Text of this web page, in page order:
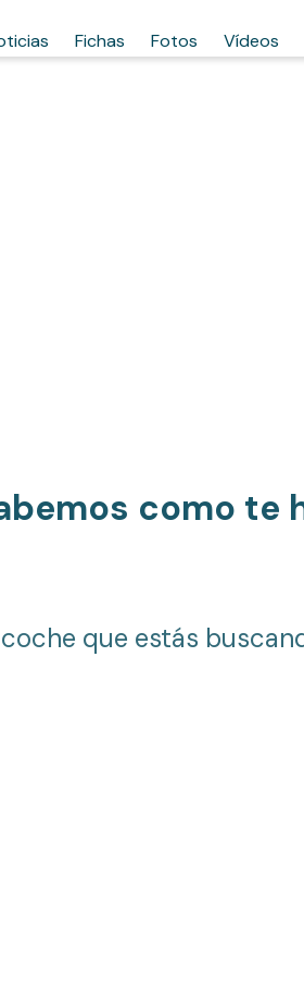
Fichas Fotos Vídeos
como te
que estás